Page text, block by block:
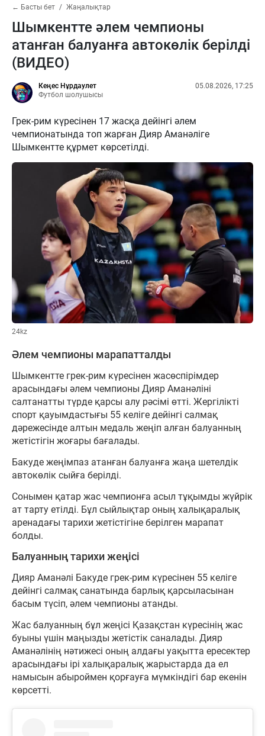
← Басты бет Жаңалықтар
Шымкентте әлем чемпионы
атанған балуанға автокөлік берілді
(ВИДЕО)
Кеңес Нұрдаулет
Футбол шолушысы
05.08.2026, 17:25
Грек-рим күресінен 17 жасқа дейінгі әлем
чемпионатында топ жарған Дияр Аманәліге
Шымкентте құрмет көрсетілді.
24kz
Әлем чемпионы марапатталды
Шымкентте грек-рим күресінен жасөспірімдер
арасындағы әлем чемпионы Дияр Аманәліні
салтанатты түрде қарсы алу рәсімі өтті. Жергілікті
спорт қауымдастығы 55 келіге дейінгі салмақ
дәрежесінде алтын медаль жеңіп алған балуанның
жетістігін жоғары бағалады.
Бакуде жеңімпаз атанған балуанға жаңа шетелдік
автокөлік сыйға берілді.
Сонымен қатар жас чемпионға асыл тұқымды жүйрік
ат тарту етілді. Бұл сыйлықтар оның халықаралық
аренадағы тарихи жетістігіне берілген марапат
болды.
Балуанның тарихи жеңісі
Дияр Аманәлі Бакуде грек-рим күресінен 55 келіге
дейінгі салмақ санатында барлық қарсыласынан
басым түсіп, әлем чемпионы атанды.
Жас балуанның бұл жеңісі Қазақстан күресінің жас
буыны үшін маңызды жетістік саналады. Дияр
Аманәлінің нәтижесі оның алдағы уақытта ересектер
арасындағы ірі халықаралық жарыстарда да ел
намысын абыроймен қорғауға мүмкіндігі бар екенін
көрсетті.